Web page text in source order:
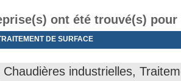
ont été trouvé(s) pour
DE SURFACE
Chaudières industrielles,